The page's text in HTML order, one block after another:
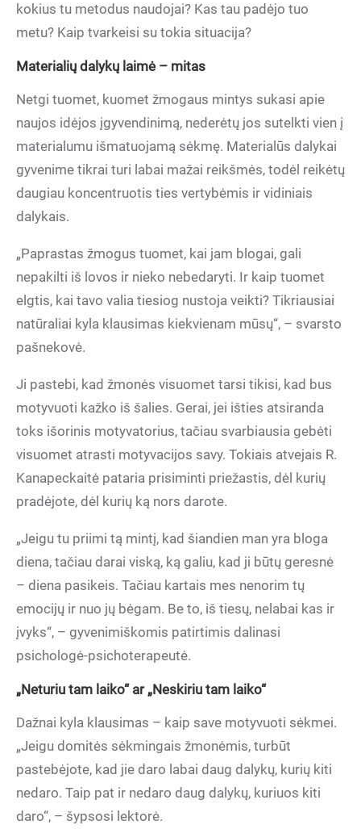
kokius tu metodus naudojai? Kas tau padėjo tuo
metu? Kaip tvarkeisi su tokia situacija?
Materialių dalykų laimė – mitas
Netgi tuomet, kuomet žmogaus mintys sukasi apie
naujos idėjos įgyvendinimą, nederėtų jos sutelkti vien į
materialumu išmatuojamą sėkmę. Materialūs dalykai
gyvenime tikrai turi labai mažai reikšmės, todėl reikėtų
daugiau koncentruotis ties vertybėmis ir vidiniais
dalykais.
„Paprastas žmogus tuomet, kai jam blogai, gali
nepakilti iš lovos ir nieko nebedaryti. Ir kaip tuomet
elgtis, kai tavo valia tiesiog nustoja veikti? Tikriausiai
natūraliai kyla klausimas kiekvienam mūsų“, – svarsto
pašnekovė.
Ji pastebi, kad žmonės visuomet tarsi tikisi, kad bus
motyvuoti kažko iš šalies. Gerai, jei išties atsiranda
toks išorinis motyvatorius, tačiau svarbiausia gebėti
visuomet atrasti motyvacijos savy. Tokiais atvejais R.
Kanapeckaitė pataria prisiminti priežastis, dėl kurių
pradėjote, dėl kurių ką nors darote.
„Jeigu tu priimi tą mintį, kad šiandien man yra bloga
diena, tačiau darai viską, ką galiu, kad ji būtų geresnė
– diena pasikeis. Tačiau kartais mes nenorim tų
emocijų ir nuo jų bėgam. Be to, iš tiesų, nelabai kas ir
įvyks“, – gyvenimiškomis patirtimis dalinasi
psichologė-psichoterapeutė.
„Neturiu tam laiko“ ar „Neskiriu tam laiko“
Dažnai kyla klausimas – kaip save motyvuoti sėkmei.
„Jeigu domitės sėkmingais žmonėmis, turbūt
pastebėjote, kad jie daro labai daug dalykų, kurių kiti
nedaro. Taip pat ir nedaro daug dalykų, kuriuos kiti
daro“, – šypsosi lektorė.